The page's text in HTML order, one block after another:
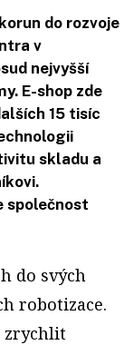
do rozvoje
v
nejvyšší
E-shop zde
15 tisíc
skladu a
společnost
do svých
robotizace.
zrychlit